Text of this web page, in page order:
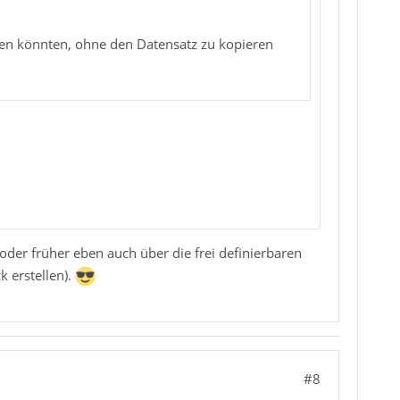
könnten, ohne den Datensatz zu kopieren
früher eben auch über die frei definierbaren
erstellen).
#8